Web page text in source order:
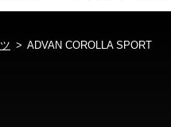
ADVAN COROLLA SPORT